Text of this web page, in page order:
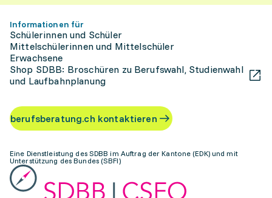
Informationen für
Schülerinnen und Schüler
Mittelschülerinnen und Mittelschüler
Erwachsene
Shop SDBB: Broschüren zu Berufswahl, Studienwahl
und Laufbahnplanung
berufsberatung.ch kontaktieren
Eine Dienstleistung des SDBB im Auftrag der Kantone (EDK) und mit
Unterstützung des Bundes (SBFI)